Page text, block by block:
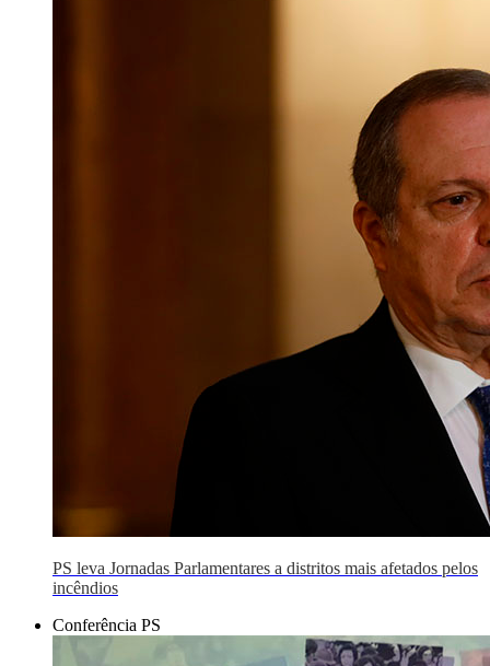
PS leva Jornadas Parlamentares a distritos mais afetados pelos
incêndios
Conferência PS